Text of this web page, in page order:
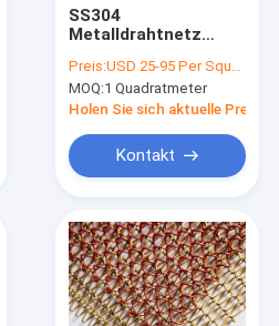
SS304
Metalldrahtnetz
für Wohnzimmer
Zwischenraum
Preis:USD 25-95 Per Square Meter
MOQ:1 Quadratmeter
Holen Sie sich aktuelle Preis
Kontakt